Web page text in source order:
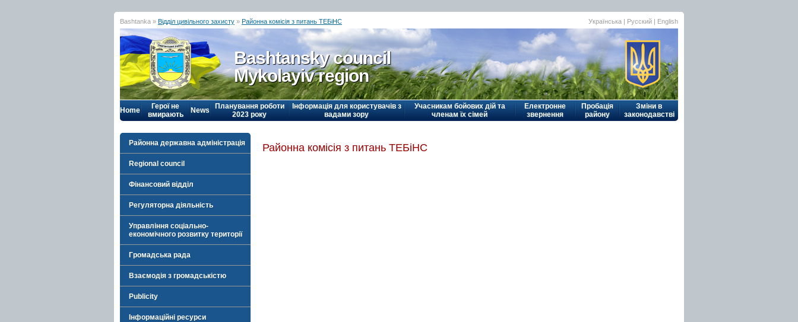
Bashtanka » Відділ цивільного захисту » Районна комісія з питань ТЕБіНС Українська | Русский | English
Bashtansky council
Mykolayiv region
Home
Герої не
вмирають
News
Планування роботи
2023 року
Інформація для користувачів з
вадами зору
Учасникам бойових дій та
членам їх сімей
Електронне
звернення
Пробація
району
Зміни в
законодавстві
Районна державна адміністрація
Regional council
Фінансовий відділ
Регуляторна діяльність
Управління соціально-
економічного розвитку території
Громадська рада
Взаємодія з громадськістю
Publicity
Інформаційні ресурси
Районна комісія з питань ТЕБіНС